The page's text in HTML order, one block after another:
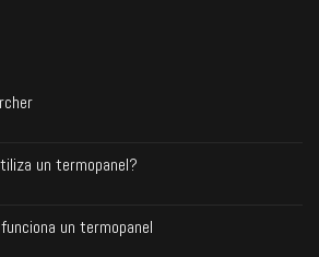
un termopanel?
un termopanel